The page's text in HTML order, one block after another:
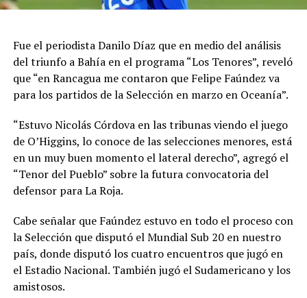
Fue el periodista Danilo Díaz que en medio del análisis
del triunfo a Bahía en el programa “Los Tenores”, reveló
que “en Rancagua me contaron que Felipe Faúndez va
para los partidos de la Selección en marzo en Oceanía”.
“Estuvo Nicolás Córdova en las tribunas viendo el juego
de O’Higgins, lo conoce de las selecciones menores, está
en un muy buen momento el lateral derecho”, agregó el
“Tenor del Pueblo” sobre la futura convocatoria del
defensor para La Roja.
Cabe señalar que Faúndez estuvo en todo el proceso con
la Selección que disputó el Mundial Sub 20 en nuestro
país, donde disputó los cuatro encuentros que jugó en
el Estadio Nacional. También jugó el Sudamericano y los
amistosos.